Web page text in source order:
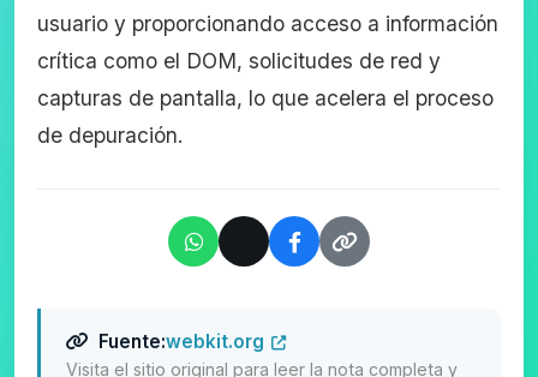
usuario y proporcionando acceso a información
crítica como el DOM, solicitudes de red y
capturas de pantalla, lo que acelera el proceso
de depuración.
Fuente:webkit.org
Visita el sitio original para leer la nota completa y